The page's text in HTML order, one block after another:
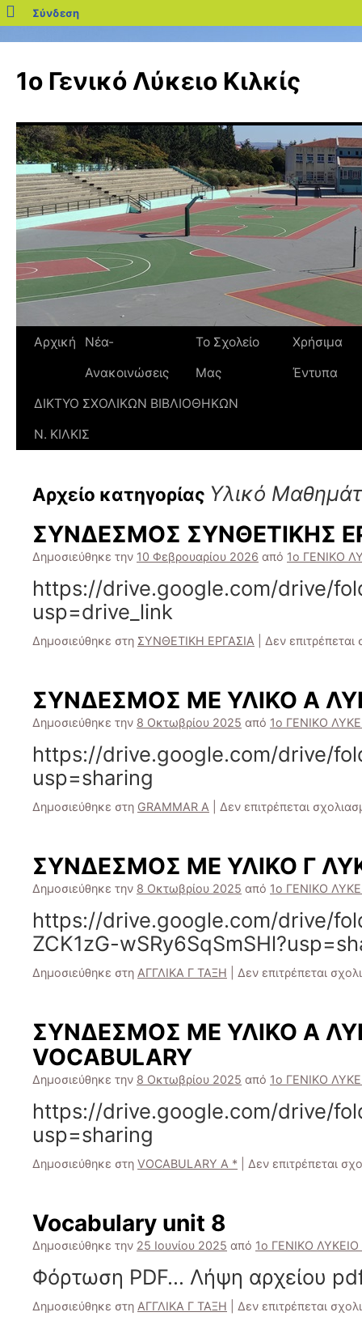
blogs.sch.gr
Σύνδεση
περιεχόμενο
1ο Γενικό Λύκειο Κιλκίς
Αρχική
Νέα-
Ανακοινώσεις
Το Σχολείο
Μας
Χρήσιμα
Έντυπα
ΔΙΚΤΥΟ ΣΧΟΛΙΚΩΝ ΒΙΒΛΙΟΘΗΚΩΝ
Ν. ΚΙΛΚΙΣ
Αρχείο κατηγορίας Υλικό
ΣΥΝΔΕΣΜΟΣ ΣΥΝΘΕΤΙΚΗΣ
Δημοσιεύθηκε την 10 Φεβρουαρίου 2026 από 1ο ΓΕΝΙΚΟ
https://drive.google.com/drive/
usp=drive_link
Δημοσιεύθηκε στη ΣΥΝΘΕΤΙΚΗ ΕΡΓΑΣΙΑ Δεν επιτρέπεται
ΣΥΝΔΕΣΜΟΣ ΜΕ ΥΛΙΚΟ Α
Δημοσιεύθηκε την 8 Οκτωβρίου 2025 από 1ο ΓΕΝΙΚΟ
https://drive.google.com/drive/
usp=sharing
Δημοσιεύθηκε στη GRAMMAR A Δεν επιτρέπεται
ΣΥΝΔΕΣΜΟΣ ΜΕ ΥΛΙΚΟ Γ
Δημοσιεύθηκε την 8 Οκτωβρίου 2025 από 1ο ΓΕΝΙΚΟ
https://drive.google.com/drive/
ZCK1zG-
Δημοσιεύθηκε στη ΑΓΓΛΙΚΑ Γ ΤΑΞΗ Δεν επιτρέπεται
ΣΥΝΔΕΣΜΟΣ ΜΕ ΥΛΙΚΟ Α
VOCABULARY
Δημοσιεύθηκε την 8 Οκτωβρίου 2025 από 1ο ΓΕΝΙΚΟ
https://drive.google.com/drive/
usp=sharing
Δημοσιεύθηκε στη VOCABULARY A * Δεν επιτρέπεται
Vocabulary unit 8
Δημοσιεύθηκε την 25 Ιουνίου 2025 από 1ο ΓΕΝΙΚΟ ΛΥΚΕΙΟ
Φόρτωση PDF… Λήψη αρχείου
Δημοσιεύθηκε στη ΑΓΓΛΙΚΑ Γ ΤΑΞΗ Δεν επιτρέπεται